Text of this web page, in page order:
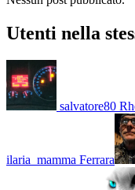
Utenti nella
salvatore80
ilaria_mamma Ferrara